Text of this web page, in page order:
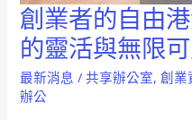
創業者的自由
的靈活與無限
最新消息 /共享辦公室,創業
辦公
創
業
者
的